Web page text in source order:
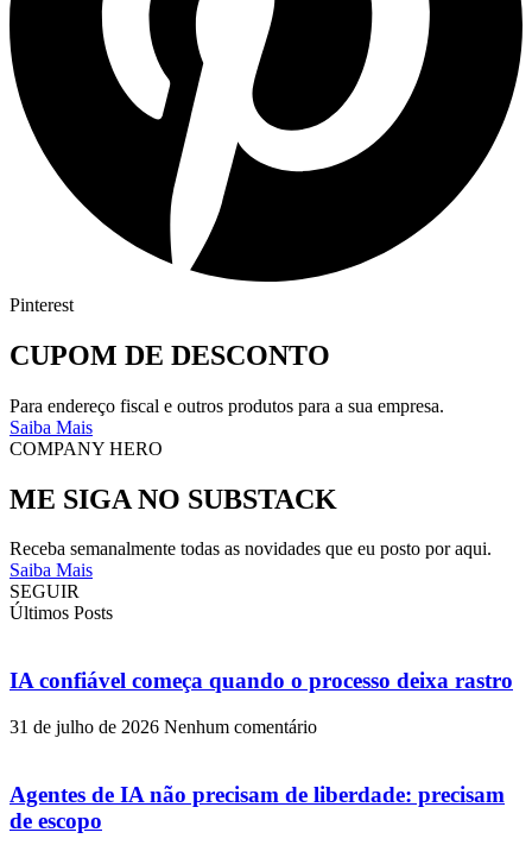
Pinterest
CUPOM DE DESCONTO
Para endereço fiscal e outros produtos para a sua empresa.
Saiba Mais
COMPANY HERO
ME SIGA NO SUBSTACK
Receba semanalmente todas as novidades que eu posto por aqui.
Saiba Mais
SEGUIR
Últimos Posts
IA confiável começa quando o processo deixa rastro
31 de julho de 2026 Nenhum comentário
Agentes de IA não precisam de liberdade: precisam
de escopo